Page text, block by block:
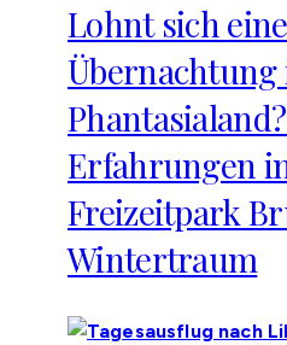
Lohnt sich eine
Übernachtung
Erfahrungen
Freizeitpark
Wintertraum